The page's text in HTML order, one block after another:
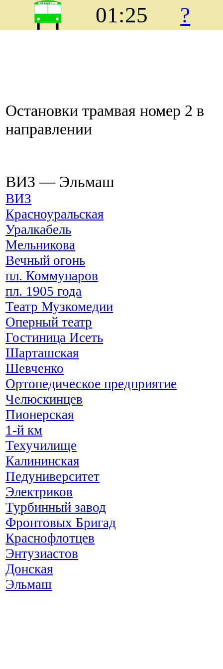
01:25 ?
Остановки трамвая номер 2 в
направлении
ВИЗ ― Эльмаш
ВИЗ
Красноуральская
Уралкабель
Мельникова
Вечный огонь
пл. Коммунаров
пл. 1905 года
Театр Музкомедии
Оперный театр
Гостиница Исеть
Шарташская
Шевченко
Ортопедическое предприятие
Челюскинцев
Пионерская
1-й км
Техучилище
Калининская
Педуниверситет
Электриков
Турбинный завод
Фронтовых Бригад
Краснофлотцев
Энтузиастов
Донская
Эльмаш